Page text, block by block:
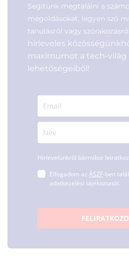
Segítünk megtalálni a
megoldásokat, legyen szó
tanulásról vagy
hírleveles
maximumot a tech-világ
lehetőségeiből!
Hírlevelünkről bármikor
Elfogadom az ÁSZF-ben
adatkezelési tájékoztatót.